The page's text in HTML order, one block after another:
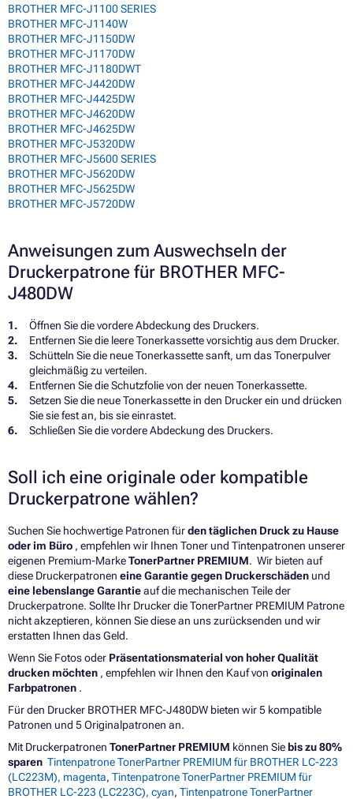
BROTHER MFC-J1100 SERIES
BROTHER MFC-J1140W
BROTHER MFC-J1150DW
BROTHER MFC-J1170DW
BROTHER MFC-J1180DWT
BROTHER MFC-J4420DW
BROTHER MFC-J4425DW
BROTHER MFC-J4620DW
BROTHER MFC-J4625DW
BROTHER MFC-J5320DW
BROTHER MFC-J5600 SERIES
BROTHER MFC-J5620DW
BROTHER MFC-J5625DW
BROTHER MFC-J5720DW
Anweisungen zum Auswechseln der
Druckerpatrone für BROTHER MFC-
J480DW
Öffnen Sie die vordere Abdeckung des Druckers.
Entfernen Sie die leere Tonerkassette vorsichtig aus dem Drucker.
Schütteln Sie die neue Tonerkassette sanft, um das Tonerpulver
gleichmäßig zu verteilen.
Entfernen Sie die Schutzfolie von der neuen Tonerkassette.
Setzen Sie die neue Tonerkassette in den Drucker ein und drücken
Sie sie fest an, bis sie einrastet.
Schließen Sie die vordere Abdeckung des Druckers.
Soll ich eine originale oder kompatible
Druckerpatrone wählen?
Suchen Sie hochwertige Patronen fürden täglichen Druck zu Hause
oder im Büro , empfehlen wir Ihnen Toner und Tintenpatronen unserer
eigenen Premium-MarkeTonerPartner PREMIUM. Wir bieten auf
diese Druckerpatronen eine Garantie gegen Druckerschäden und
eine lebenslange Garantieauf die mechanischen Teile der
Druckerpatrone. Sollte Ihr Drucker die TonerPartner PREMIUM Patrone
nicht akzeptieren, können Sie diese an uns zurücksenden und wir
erstatten Ihnen das Geld.
Wenn Sie Fotos oder Präsentationsmaterial von hoher Qualität
drucken möchten , empfehlen wir Ihnen den Kauf von originalen
Farbpatronen .
Für den Drucker BROTHER MFC-J480DW bieten wir 5 kompatible
Patronen und 5 Originalpatronen an.
Mit Druckerpatronen TonerPartner PREMIUM können Sie bis zu 80%
sparen Tintenpatrone TonerPartner PREMIUM für BROTHER LC-223
(LC223M), magenta, Tintenpatrone TonerPartner PREMIUM für
BROTHER LC-223 (LC223C), cyan, Tintenpatrone TonerPartner